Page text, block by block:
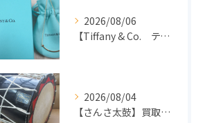
2026/08/06
【Tiffany & Co. ティファニー】買取 大吉盛岡店 アクセサリー買取しました！！
2026/08/04
【さんさ太鼓】買取 大吉盛岡店 楽器 買取します！！